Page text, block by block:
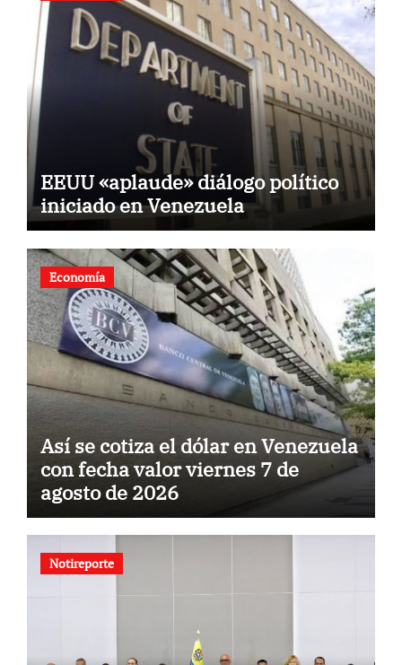
EEUU «aplaude» diálogo político
iniciado en Venezuela
Economía
Así se cotiza el dólar en Venezuela
con fecha valor viernes 7 de
agosto de 2026
Notireporte